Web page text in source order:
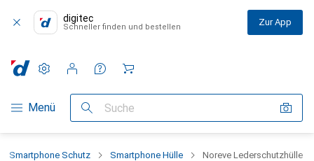
digitec
Schneller finden und bestellen Zur App
Navigation nach Kategorien
Menü Suche
Einstellungen
Kundenkonto
Vergleichslisten
Merklisten
Warenkorb
Smartphone Schutz Smartphone Hülle Noreve Lederschutzhülle